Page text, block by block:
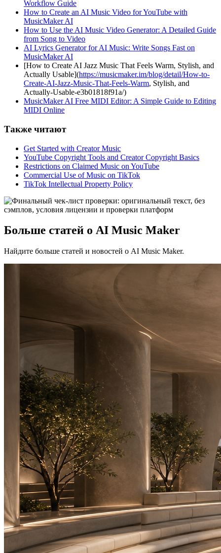
Workflow Guide
How to Create an AI Music Video for YouTube with
MusicMaker AI
How to Use the AI Music Video Generator: A Detailed Guide
from Song to Video
AI Lyrics Generator for AI Music: Write Songs Fast on
MusicMaker AI
[How to Create AI Jazz Music That Feels Warm, Stylish, and
Actually Usable](https://musicmaker.im/blog/detail/How-to-
Create-AI-Jazz-Music-That-Feels-Warm, Stylish, and
Actually-Usable-e3b01818f91a/)
MusicMaker AI Free MIDI Editor: A Simple Guide to Editing
MIDI Online
Также читают
Get Started with Creator Music
YouTube Copyright Tools and Creator Copyright Basics
Restrictions on Claimed Music on YouTube
Commercial Use of Music on TikTok
TikTok Intellectual Property Policy
Больше статей о AI Music Maker
Найдите больше статей и новостей о AI Music Maker.